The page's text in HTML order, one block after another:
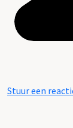
Stuur een